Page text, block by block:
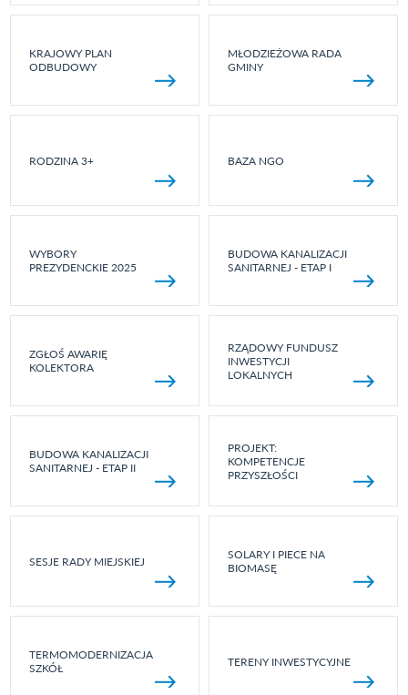
KRAJOWY PLAN
ODBUDOWY
MŁODZIEŻOWA RADA
GMINY
RODZINA 3+ BAZA NGO
WYBORY
PREZYDENCKIE 2025
BUDOWA KANALIZACJI
SANITARNEJ - ETAP I
ZGŁOŚ AWARIĘ
KOLEKTORA
RZĄDOWY FUNDUSZ
INWESTYCJI
LOKALNYCH
BUDOWA KANALIZACJI
SANITARNEJ - ETAP II
PROJEKT:
KOMPETENCJE
PRZYSZŁOŚCI
SESJE RADY MIEJSKIEJ
SOLARY I PIECE NA
BIOMASĘ
TERMOMODERNIZACJA
SZKÓŁ
TERENY INWESTYCYJNE